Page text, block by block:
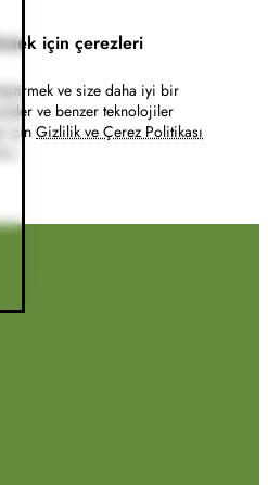
için çerezleri
ve size daha iyi bir
ve benzer teknolojiler
için Gizlilik ve Çerez Politikası